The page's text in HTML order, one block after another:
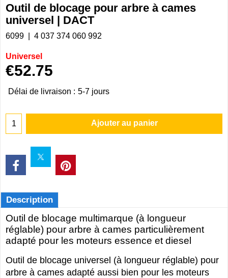
Outil de blocage pour arbre à cames
universel | DACT
6099 4 037 374 060 992
Universel
€52.75
Délai de livraison : 5-7 jours
Ajouter au panier
Description
Outil de blocage multimarque (à longueur
réglable) pour arbre à cames particulièrement
adapté pour les moteurs essence et diesel
Outil de blocage universel (à longueur réglable) pour
arbre à cames adapté aussi bien pour les moteurs